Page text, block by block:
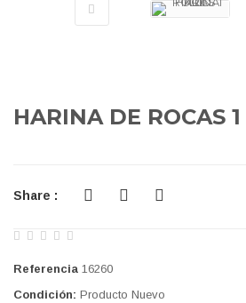
HARINA DE ROCAS
Share :
Referencia 16260
Condición: Producto Nuevo